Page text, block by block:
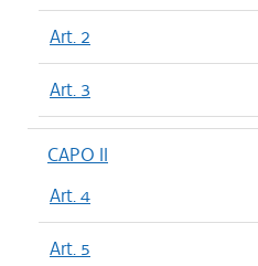
Art. 2
Art. 3
CAPO II
Art. 4
Art. 5